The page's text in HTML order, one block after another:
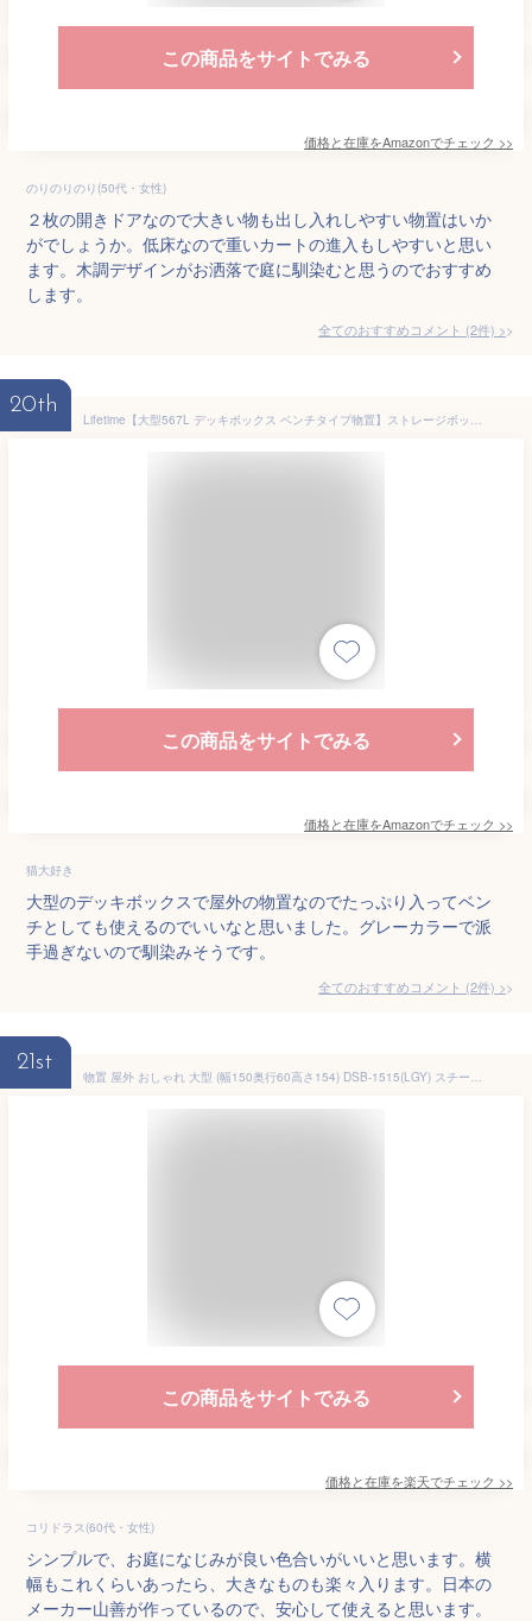
この商品をサイトでみる
価格と在庫をAmazonでチェック >>
のりのりのり(50代・女性)
２枚の開きドアなので大きい物も出し入れしやすい物置はいか
がでしょうか。低床なので重いカートの進入もしやすいと思い
ます。木調デザインがお洒落で庭に馴染むと思うのでおすすめ
します。
全てのおすすめコメント (2件) >
20th
Lifetime【大型567L デッキボックス ベンチタイプ物置】ストレージボックス/屋外用収納ベンチ/物置き/150ガロン
この商品をサイトでみる
価格と在庫をAmazonでチェック >>
猫大好き
大型のデッキボックスで屋外の物置なのでたっぷり入ってベン
チとしても使えるのでいいなと思いました。グレーカラーで派
手過ぎないので馴染みそうです。
全てのおすすめコメント (2件) >
21st
物置 屋外 おしゃれ 大型 (幅150奥行60高さ154) DSB-1515(LGY) スチール収納庫 スチール物置 物置き 大容量ガーデンマスター 【送料無料】 山善/YAMAZEN/ヤマゼン
この商品をサイトでみる
価格と在庫を楽天でチェック >>
コリドラス(60代・女性)
シンプルで、お庭になじみが良い色合いがいいと思います。横
幅もこれくらいあったら、大きなものも楽々入ります。日本の
メーカー山善が作っているので、安心して使えると思います。